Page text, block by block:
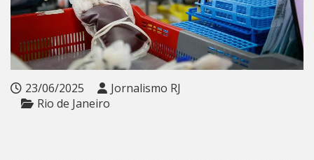
23/06/2025
Jornalismo RJ
Rio de Janeiro